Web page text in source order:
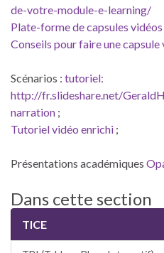
de-votre-module-e-learning/
Plate-forme de capsules vidéos
Conseils pour faire une capsule
Scénarios : tutoriel:
http://fr.slideshare.net/
narration ;
Tutoriel vidéo enrichi ;
Présentations académiques
Dans cette section
TICE